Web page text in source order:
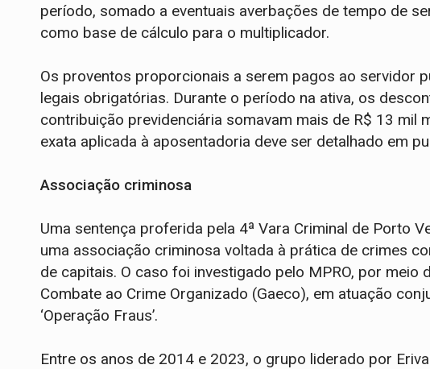
período, somado a eventuais averbações de tempo de
como base de cálculo para o multiplicador.
Os proventos proporcionais a serem pagos ao servidor
legais obrigatórias. Durante o período na ativa, os
contribuição previdenciária somavam mais de R$ 13 mil
exata aplicada à aposentadoria deve ser detalhado em
Associação criminosa
Uma sentença proferida pela 4ª Vara Criminal de Porto
uma associação criminosa voltada à prática de crimes
de capitais. O caso foi investigado pelo MPRO, por meio
Combate ao Crime Organizado (Gaeco), em atuação
‘Operação Fraus’.
Entre os anos de 2014 e 2023, o grupo liderado por